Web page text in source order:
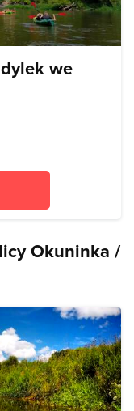
we
Okuninka /